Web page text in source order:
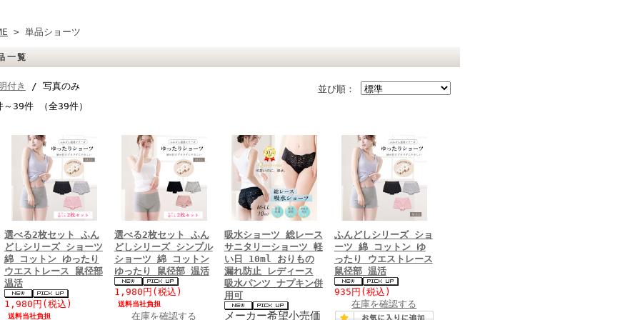
> 単品ショーツ
一覧
並び順：
付き
/ 写真のみ
～39件 （全39件）
選べる2枚セット ふん
どしシリーズ ショーツ
綿 コットン ゆったり
ウエストレース 鼠径部
温活
1,980円 (税込)
送料当社負担
選べる2枚セット ふん
どしシリーズ シンプル
ショーツ 綿 コットン
ゆったり 鼠径部 温活
1,980円 (税込)
送料当社負担
在庫を確認する
吸水ショーツ 総レース
サニタリーショーツ 軽
い日 10ml おりもの
漏れ防止 レディース
吸水パンツ ナプキン併
用可
メーカー希望小売価
ふんどしシリーズ ショ
ーツ 綿 コットン ゆ
ったり ウエストレース
鼠径部 温活
935円 (税込)
在庫を確認する